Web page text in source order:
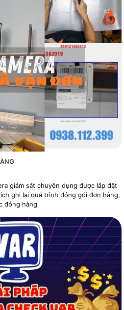
giám sát chuyên dụng được lắp đặt
ghi lại quá trình đóng gói đơn hàng,
đóng hàng